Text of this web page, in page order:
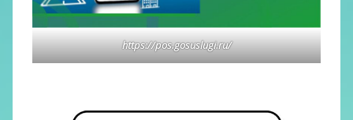
https://pos.gosuslugi.ru/